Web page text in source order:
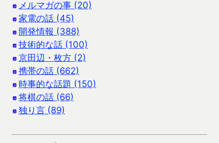
メルマガの事 (20)
家電の話 (45)
開発情報 (388)
技術的な話 (100)
京田辺・枚方 (2)
携帯の話 (662)
時事的な話題 (150)
将棋の話 (66)
独り言 (89)